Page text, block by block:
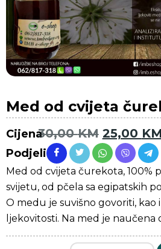
Med od cvijeta
Cijena30,00KM 25,00 KM
Podjeli
Med od cvijeta čurekota, 100%
svijetu, od pčela sa egipatskih
O medu je suvišno govoriti,
ljekovitosti. Na med je naučena